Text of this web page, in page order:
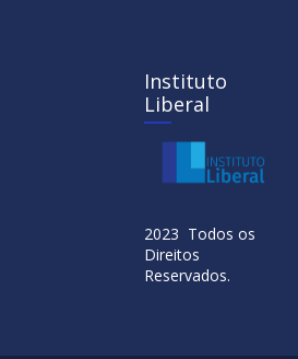
Instituto
Liberal
2023 Todos os
Direitos
Reservados.